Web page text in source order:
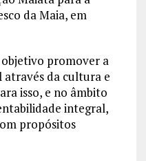
da Maia, em
promover a
através da cultura e
isso, e no âmbito
integral,
propósitos